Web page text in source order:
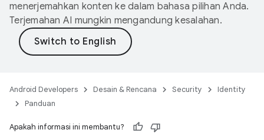
menerjemahkan konten ke dalam bahasa pilihan Anda.
Terjemahan AI mungkin mengandung kesalahan.
Android Developers Desain & Rencana Security
Identity
Panduan
Apakah informasi ini membantu?